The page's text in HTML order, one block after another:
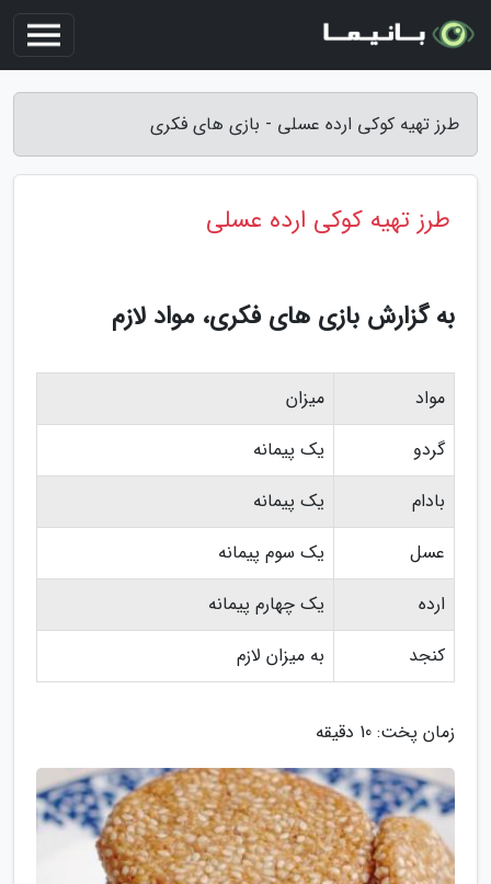
طرز تهیه کوکی ارده عسلی - بازی های فکری
طرز تهیه کوکی ارده عسلی
به گزارش بازی های فکری، مواد لازم
مواد
میزان
گردو
یک پیمانه
بادام
یک پیمانه
عسل
یک سوم پیمانه
ارده
یک چهارم پیمانه
کنجد
به میزان لازم
زمان پخت: 10 دقیقه